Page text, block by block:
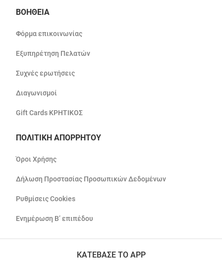
ΒΟΗΘΕΙΑ
Φόρμα επικοινωνίας
Εξυπηρέτηση Πελατών
Συχνές ερωτήσεις
Διαγωνισμοί
Gift Cards ΚΡΗΤΙΚΟΣ
ΠΟΛΙΤΙΚΗ ΑΠΟΡΡΗΤΟΥ
Όροι Χρήσης
Δήλωση Προστασίας Προσωπικών Δεδομένων
Ρυθμίσεις Cookies
Ενημέρωση Β’ επιπέδου
ΚΑΤΕΒΑΣΕ ΤΟ APP